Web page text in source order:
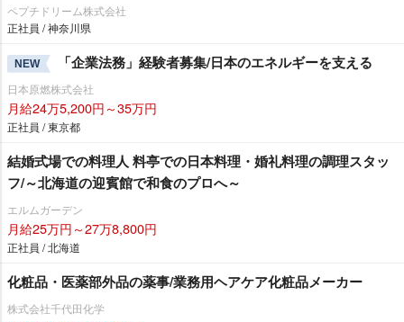
ペプチドリーム株式会社
正社員 / 神奈川県
NEW 「企業法務」経験者募集/日本のエネルギーを支える
日本原燃株式会社
月給24万5,200円～35万円
正社員 / 東京都
結婚式場での料理人 料亭での日本料理・婚礼料理の調理スタッ
フ/～北海道の迎賓館で和食のプロへ～
エルムガーデン
月給25万円～27万8,800円
正社員 / 北海道
化粧品・医薬部外品の薬事/業務用ヘアケア化粧品メーカー
株式会社千代田化学